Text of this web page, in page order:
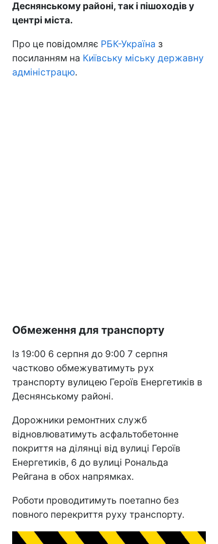
Деснянському районі, так і пішоходів у
центрі міста.
Про це повідомляє РБК-Україна з
посиланням на Київську міську державну
адміністрацю.
Обмеження для транспорту
Із 19:00 6 серпня до 9:00 7 серпня
частково обмежуватимуть рух
транспорту вулицею Героїв Енергетиків в
Деснянському районі.
Дорожники ремонтних служб
відновлюватимуть асфальтобетонне
покриття на ділянці від вулиці Героїв
Енергетиків, 6 до вулиці Рональда
Рейгана в обох напрямках.
Роботи проводитимуть поетапно без
повного перекриття руху транспорту.